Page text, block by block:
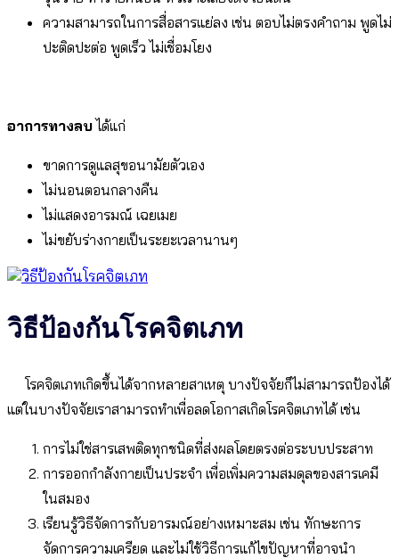
ความสามารถในการสื่อสารแย่ลง เช่น ตอบไม่ตรงคำถาม พูดไม่
ปะติดปะต่อ พูดเร็ว ไม่เชื่อมโยง
อาการทางลบได้แก่
ขาดการดูแลสุขอนามัยตัวเอง
ไม่นอนตอนกลางคืน
ไม่แสดงอารมณ์ เฉยเมย
ไม่ขยับร่างกายเป็นระยะเวลานานๆ
วิธีป้องกันโรคจิตเภท
โรคจิตเภทเกิดขึ้นได้จากหลายสาเหตุ บางปัจจัยก็ไม่สามารถป้องได้
แต่ในบางปัจจัยเราสามารถทำเพื่อลดโอกาสเกิดโรคจิตเภทได้ เช่น
การไม่ใช่สารเสพติดทุกชนิดที่ส่งผลโดยตรงต่อระบบประสาท
การออกกำลังกายเป็นประจำ เพื่อเพิ่มความสมดุลของสารเคมี
ในสมอง
เรียนรู้วิธีจัดการกับอารมณ์อย่างเหมาะสม เช่น ทักษะการ
จัดการความเครียด และไม่ใช้วิธีการแก้ไขปัญหาที่อาจนำ